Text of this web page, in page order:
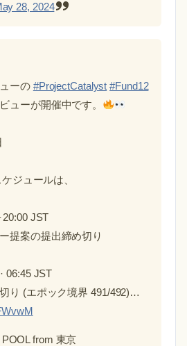
28, 2024
ーの #ProjectCatalyst #Fund12
ューが開催中です。
ジュールは、
20:00 JST
提案の提出締め切り
06:45 JST
り (エポック境界 491/492)…
from 東京